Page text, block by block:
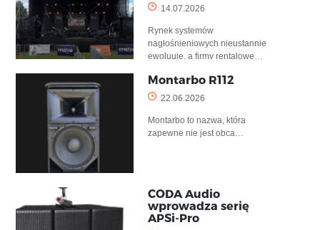
14.07.2026
Rynek systemów
nagłośnieniowych nieustannie
ewoluuje, a firmy rentalowe…
Montarbo R112
22.06.2026
Montarbo to nazwa, która
zapewne nie jest obca…
CODA Audio
wprowadza serię
APSi-Pro